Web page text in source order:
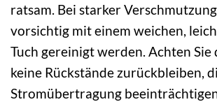
ratsam. Bei starker
vorsichtig mit einem weichen,
Tuch gereinigt werden. Achten Sie
keine Rückstände zurückbleiben,
Stromübertragung